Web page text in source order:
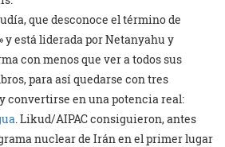
que desconoce el término de
y está liderada por Netanyahu y
con menos que ver a todos sus
para así quedarse con tres
convertirse en una potencia real:
. Likud/AIPAC consiguieron, antes
nuclear de Irán en el primer lugar